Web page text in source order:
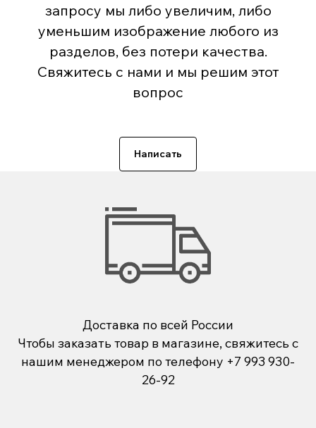
запросу мы либо увеличим, либо
уменьшим изображение любого из
разделов, без потери качества.
Свяжитесь с нами и мы решим этот
вопрос
Написать
Доставка по всей России
Чтобы заказать товар в магазине, свяжитесь с
нашим менеджером по телефону +7 993 930-
26-92